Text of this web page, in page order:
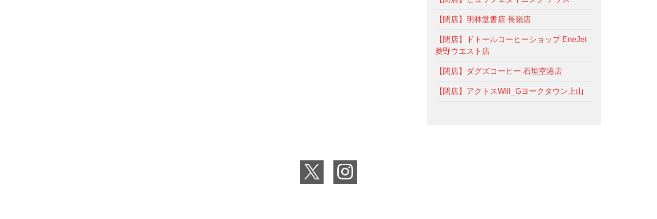
【閉店】明林堂書店 長嶺店
【閉店】ドトールコーヒーショップ EneJet
菱野ウエスト店
【閉店】ダグズコーヒー 石垣空港店
【閉店】アクトスWill_Gヨークタウン上山